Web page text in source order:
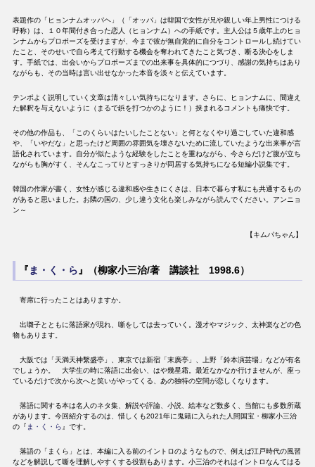
表題作の「ヒョンナムオッパヘ」（「オッパ」は韓国で女性が兄や親しい年上男性につける
呼称）は、１０年間付き合った恋人（ヒョンナム）への手紙です。主人公は５歳年上のヒョ
ンナムからプロポーズを受けますが、今まで彼が無自覚的に自分をコントロールし続けてい
たこと、そのせいで自ら考えて行動する機会を奪われてきたこと気づき、断る決心をしま
す。手紙では、出会いからプロポーズまでの出来事を具体的につづり、感謝の気持ちはあり
ながらも、その当時は言い出せなかった本音を淡々と伝えています。
テンポよく説明していく文章は清々しい気持ちになります。さらに、ヒョンナムに、間違え
た解釈を与えないように（まるで鋲を打つかのように！）挟まれるコメントも痛快です。
その他の作品も、「このくらいはたいしたことない」と何となくやり過ごしていた違和感
や、「いやだな」と思ったけど周囲の雰囲気を壊さないために流していたような出来事が言
語化されています。自分が似たような経験をしたことを重ねながら、今さらだけど腹が立ち
ながらも胸がすく、そんなこってりとすっきりが同居する気持ちになる短編小説集です。
韓国の作家が書く、女性が感じる違和感や生きにくさは、日本で暮らす私にも共通するもの
があると思いました。お隣の国の、少し違う文化も楽しみながら読んでください。アンニョ
ン～
【キムパちゃん】
『 ま・く・ら 』（柳家小三治/著 講談社 1998.6）
寄席に行ったことはありますか。
出囃子とともに落語家が現れ、噺をしては去っていく。漫才やマジック、太神楽などの色
物もあります。
大阪では「天満天神繫盛亭」、東京では新宿「末廣亭」、上野「鈴本演芸場」などが有名
でしょうか。 大学生の時に落語に出会い、はや幾星霜。最近なかなか行けませんが、座っ
ているだけで次から次へと笑いがやってくる、あの独特の空間が恋しくなります。
落語に関する本は名人のネタ集、解説や評論、小説、絵本など数多く、当館にも多数所蔵
があります。今回紹介するのは、惜しくも2021年に鬼籍に入られた人間国宝・柳家小三治
の『 ま・く・ら 』です。
落語の「まくら」とは、本編に入る前のイントロのようなもので、例えば江戸時代の風習
などを解説して噺を理解しやすくする役割もあります。小三治のそれはイントロなんてはる